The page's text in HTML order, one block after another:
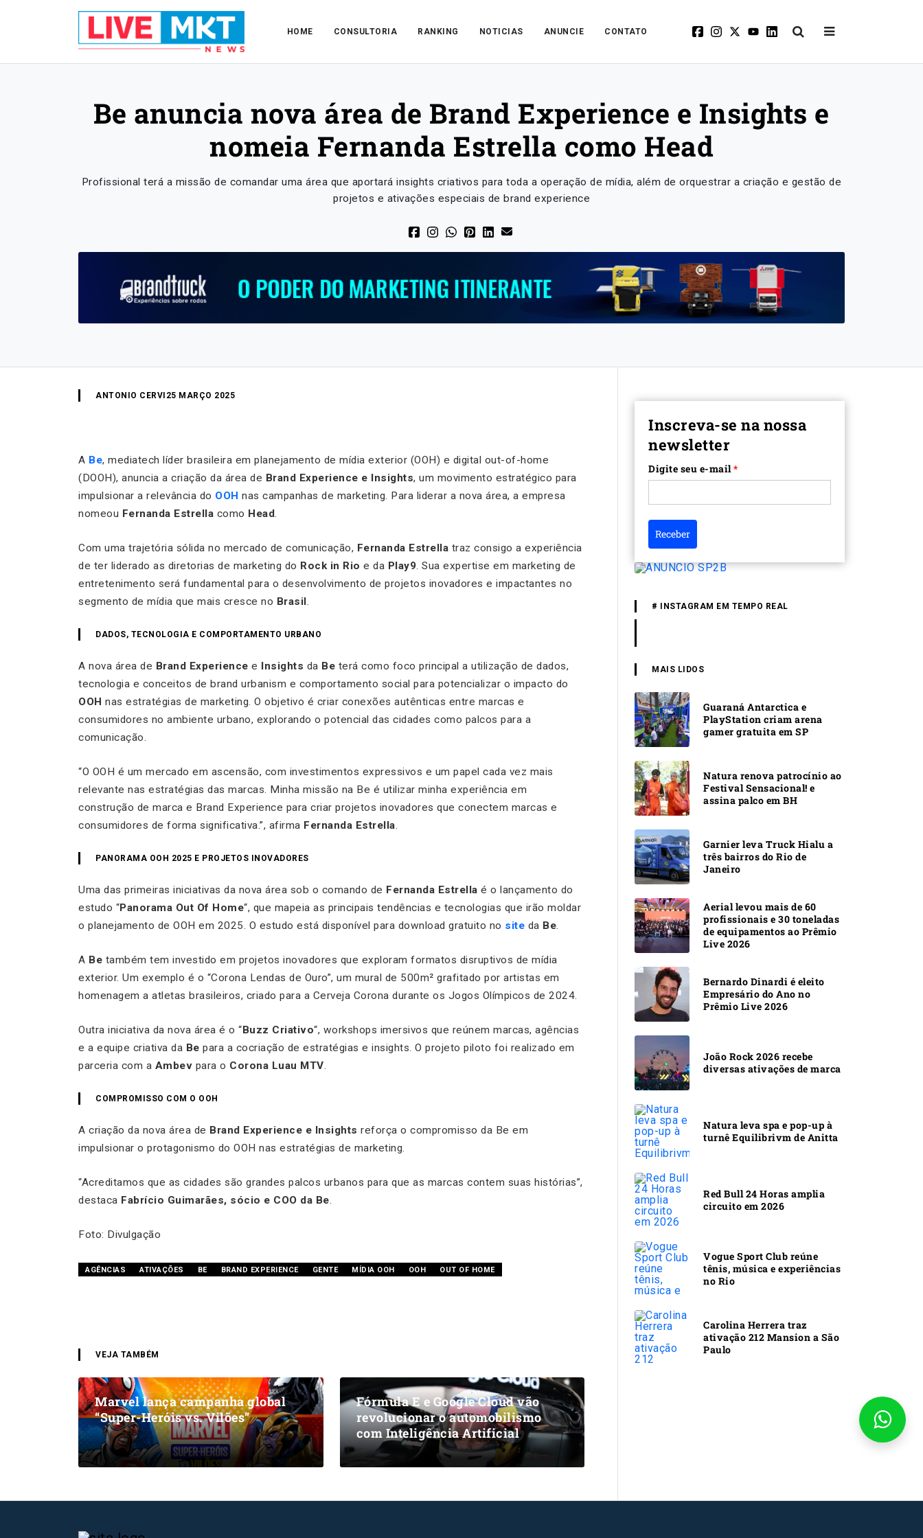
HOME CONSULTORIA RANKING NOTICIAS ANUNCIE CONTATO
Be anuncia nova área de Brand Experience e Insights e
nomeia Fernanda Estrella como Head
Profissional terá a missão de comandar uma área que aportará insights criativos para toda a operação de mídia, além de orquestrar a criação e gestão de
projetos e ativações especiais de brand experience
ANTONIO CERVI 25 MARÇO 2025
A Be, mediatech líder brasileira em planejamento de mídia exterior (OOH) e digital out-of-home
(DOOH), anuncia a criação da área de Brand Experience e Insights, um movimento estratégico para
impulsionar a relevância do OOH nas campanhas de marketing. Para liderar a nova área, a empresa
nomeou Fernanda Estrella como Head.
Com uma trajetória sólida no mercado de comunicação, Fernanda Estrella traz consigo a experiência
de ter liderado as diretorias de marketing do Rock in Rio e da Play9. Sua expertise em marketing de
entretenimento será fundamental para o desenvolvimento de projetos inovadores e impactantes no
segmento de mídia que mais cresce no Brasil.
DADOS, TECNOLOGIA E COMPORTAMENTO URBANO
A nova área de Brand Experience e Insights da Be terá como foco principal a utilização de dados,
tecnologia e conceitos de brand urbanism e comportamento social para potencializar o impacto do
OOH nas estratégias de marketing. O objetivo é criar conexões autênticas entre marcas e
consumidores no ambiente urbano, explorando o potencial das cidades como palcos para a
comunicação.
“O OOH é um mercado em ascensão, com investimentos expressivos e um papel cada vez mais
relevante nas estratégias das marcas. Minha missão na Be é utilizar minha experiência em
construção de marca e Brand Experience para criar projetos inovadores que conectem marcas e
consumidores de forma significativa.”, afirma Fernanda Estrella.
PANORAMA OOH 2025 E PROJETOS INOVADORES
Uma das primeiras iniciativas da nova área sob o comando de Fernanda Estrella é o lançamento do
estudo “Panorama Out Of Home“, que mapeia as principais tendências e tecnologias que irão moldar
o planejamento de OOH em 2025. O estudo está disponível para download gratuito no site da Be.
A Be também tem investido em projetos inovadores que exploram formatos disruptivos de mídia
exterior. Um exemplo é o “Corona Lendas de Ouro”, um mural de 500m² grafitado por artistas em
homenagem a atletas brasileiros, criado para a Cerveja Corona durante os Jogos Olímpicos de 2024.
Outra iniciativa da nova área é o “Buzz Criativo“, workshops imersivos que reúnem marcas, agências
e a equipe criativa da Be para a cocriação de estratégias e insights. O projeto piloto foi realizado em
parceria com a Ambev para o Corona Luau MTV.
COMPROMISSO COM O OOH
A criação da nova área de Brand Experience e Insights reforça o compromisso da Be em
impulsionar o protagonismo do OOH nas estratégias de marketing.
“Acreditamos que as cidades são grandes palcos urbanos para que as marcas contem suas histórias”,
destaca Fabrício Guimarães, sócio e COO da Be.
Foto: Divulgação
AGÊNCIAS ATIVAÇÕES BE BRAND EXPERIENCE GENTE MÍDIA OOH OOH OUT OF HOME
VEJA TAMBÉM
Marvel lança campanha global
“Super-Heróis vs. Vilões”
Fórmula E e Google Cloud vão
revolucionar o automobilismo
com Inteligência Artificial
Inscreva-se na nossa
newsletter
Digite seu e-mail*
Receber
# INSTAGRAM EM TEMPO REAL
MAIS LIDOS
Guaraná Antarctica e
PlayStation criam arena
gamer gratuita em SP
Natura renova patrocínio ao
Festival Sensacional! e
assina palco em BH
Garnier leva Truck Hialu a
três bairros do Rio de
Janeiro
Aerial levou mais de 60
profissionais e 30 toneladas
de equipamentos ao Prêmio
Live 2026
Bernardo Dinardi é eleito
Empresário do Ano no
Prêmio Live 2026
João Rock 2026 recebe
diversas ativações de marca
Natura leva spa e pop-up à
turnê Equilibrivm de Anitta
Red Bull 24 Horas amplia
circuito em 2026
Vogue Sport Club reúne
tênis, música e experiências
no Rio
Carolina Herrera traz
ativação 212 Mansion a São
Paulo